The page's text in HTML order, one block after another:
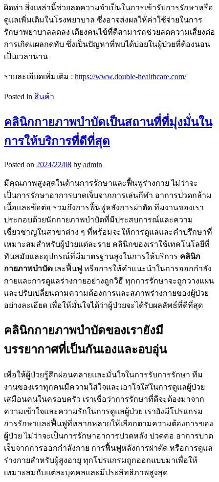
ผิดท่า สิ่งเหล่านี้ช่วยลดความจำเป็นในการเข้ารับการรักษาหรือ
ดูแลเพิ่มเติมในโรงพยาบาล ซึ่งอาจส่งผลให้ค่าใช้จ่ายในการ
รักษาพยาบาลลดลง เตียงคนไข้ที่ดีสามารถช่วยลดความเสี่ยงต่อ
การเกิดแผลกดทับ ซึ่งเป็นปัญหาที่พบได้บ่อยในผู้ป่วยที่ต้องนอน
เป็นเวลานาน
รายละเอียดเพิ่มเติม : https://www.double-healthcare.com/
Posted in สินค้า
คลินิกกายภาพบำบัดเป็นสถานที่ที่มุ่งมั่นใน
การให้บริการที่ดีที่สุด
Posted on 2024/22/08 by admin
มีคุณภาพสูงสุดในด้านการรักษาและฟื้นฟูร่างกาย ไม่ว่าจะ
เป็นการรักษาอาการบาดเจ็บจากการเล่นกีฬา อาการปวดกล้าม
เนื้อและข้อต่อ รวมถึงการฟื้นฟูหลังการผ่าตัด ทีมงานของเรา
ประกอบด้วยนักกายภาพบำบัดที่มีประสบการณ์และความ
เชี่ยวชาญในสาขาต่าง ๆ ที่พร้อมจะให้การดูแลและคำปรึกษาที่
เหมาะสมสำหรับผู้ป่วยแต่ละราย คลินิกของเราใช้เทคโนโลยีที่
ทันสมัยและอุปกรณ์ที่มีมาตรฐานสูงในการให้บริการ คลินิก
กายภาพบำบัดและฟื้นฟู หรือการให้คำแนะนำในการออกกำลัง
กายและการดูแลร่างกายอย่างถูกวิธี ทุกการรักษาจะถูกวางแผน
และปรับเปลี่ยนตามความต้องการและสภาพร่างกายของผู้ป่วย
อย่างละเอียด เพื่อให้มั่นใจได้ว่าผู้ป่วยจะได้รับผลลัพธ์ที่ดีที่สุด
คลินิกกายภาพบำบัดของเรายังมี
บรรยากาศที่เป็นกันเองและอบอุ่น
เพื่อให้ผู้ป่วยรู้สึกผ่อนคลายและมั่นใจในการรับการรักษา ทีม
งานของเราทุกคนมีความใส่ใจและเอาใจใส่ในการดูแลผู้ป่วย
เสมือนคนในครอบครัว เราเชื่อว่าการรักษาที่ดีจะต้องมาจาก
ความเข้าใจและความรักในการดูแลผู้ป่วย เรายังมีโปรแกรม
การรักษาและฟื้นฟูที่หลากหลายให้เลือกตามความต้องการของ
ผู้ป่วย ไม่ว่าจะเป็นการรักษาอาการปวดหลัง ปวดคอ อาการบาด
เจ็บจากการออกกำลังกาย การฟื้นฟูหลังการผ่าตัด หรือการดูแล
ร่างกายสำหรับผู้สูงอายุ ทุกโปรแกรมถูกออกแบบมาเพื่อให้
เหมาะสมกับแต่ละบุคคลและมีประสิทธิภาพสูงสุด